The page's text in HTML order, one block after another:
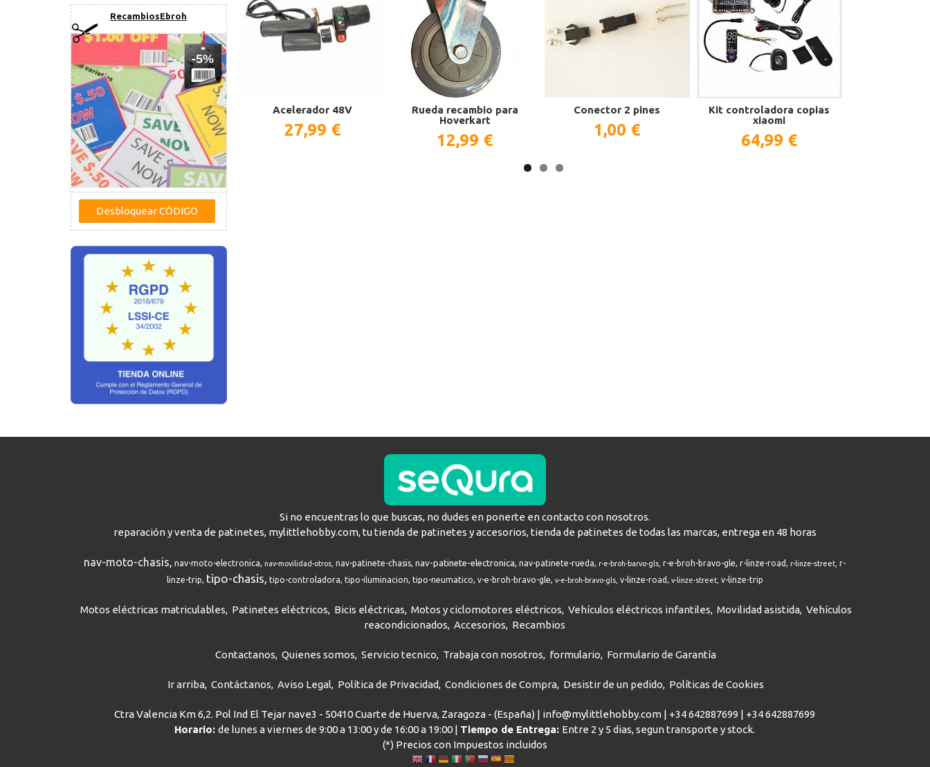
RecambiosEbroh
-5%
Acelerador 48V
27,99 €
Rueda recambio para
Hoverkart
12,99 €
Conector 2 pines
1,00 €
Kit controladora copias
xiaomi
64,99 €
Si no encuentras lo que buscas, no dudes en ponerte en contacto con nosotros.
reparación y venta de patinetes, mylittlehobby.com, tu tienda de patinetes y accesorios, tienda de patinetes de todas las marcas, entrega en 48 horas
nav-moto-chasis nav-moto-electronica nav-movilidad-otros nav-patinete-chasis nav-patinete-electronica nav-patinete-rueda r-e-broh-barvo-gls r-e-broh-bravo-gle r-linze-road r-linze-street r-
linze-trip
tipo-chasis tipo-controladora tipo-iluminacion tipo-neumatico v-e-broh-bravo-gle v-e-broh-bravo-gls v-linze-road v-linze-street v-linze-trip
Motos eléctricas matriculables Patinetes eléctricos Bicis eléctricas Motos y ciclomotores eléctricos Vehículos eléctricos infantiles Movilidad asistida Vehículos
reacondicionados Accesorios Recambios
Contactanos Quienes somos Servicio tecnico Trabaja con nosotros formulario Formulario de Garantía
Ir arriba Contáctanos Aviso Legal Política de Privacidad Condiciones de Compra Desistir de un pedido Políticas de Cookies
Ctra Valencia Km 6,2. Pol Ind El Tejar nave3 - 50410 Cuarte de Huerva, Zaragoza - (España) | info@mylittlehobby.com | +34 642887699 | +34 642887699
Horario:de lunes a viernes de 9:00 a 13:00 y de 16:00 a 19:00 | Tiempo de Entrega: Entre 2 y 5 dias, segun transporte y stock.
(*) Precios con Impuestos incluidos